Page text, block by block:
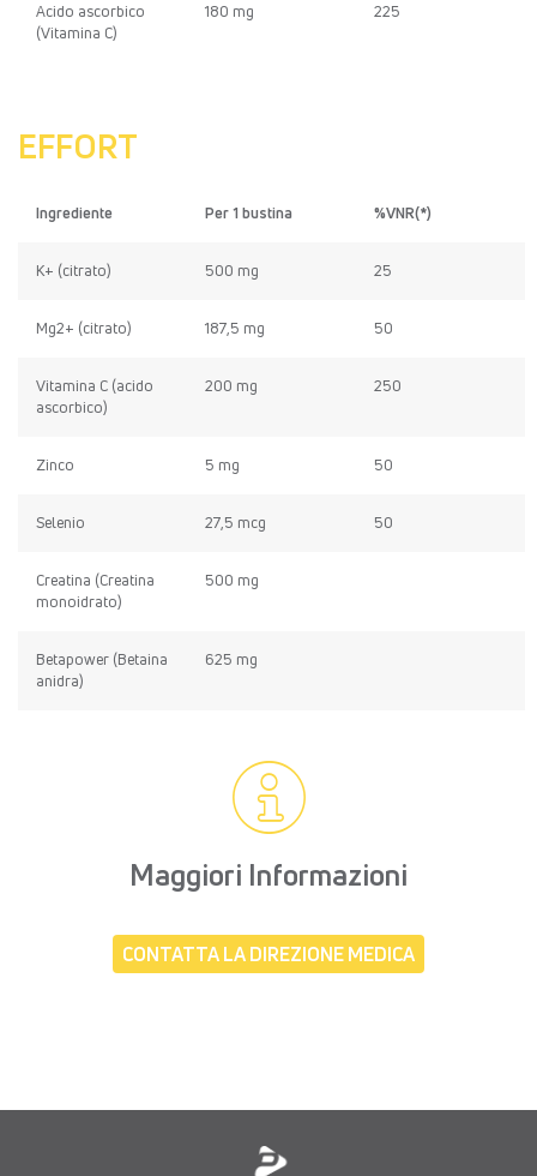
Acido ascorbico
(Vitamina C)
180 mg 225
EFFORT
Ingrediente Per 1 bustina %VNR(*)
K+ (citrato) 500 mg 25
Mg2+ (citrato) 187,5 mg 50
Vitamina C (acido
ascorbico)
200 mg 250
Zinco 5 mg 50
Selenio 27,5 mcg 50
Creatina (Creatina
monoidrato)
500 mg
Betapower (Betaina
anidra)
625 mg
Maggiori Informazioni
CONTATTA LA DIREZIONE MEDICA